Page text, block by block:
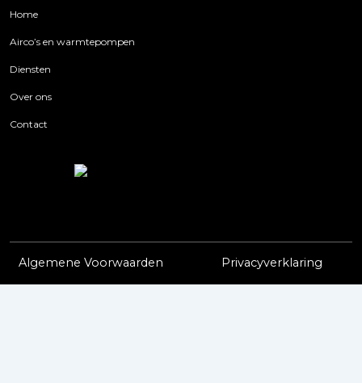
Home
Airco’s en warmtepompen
Diensten
Over ons
Contact
Algemene Voorwaarden Privacyverklaring